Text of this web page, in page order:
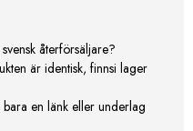
återförsäljare?
är identisk, finnsi lager
en länk eller underlag